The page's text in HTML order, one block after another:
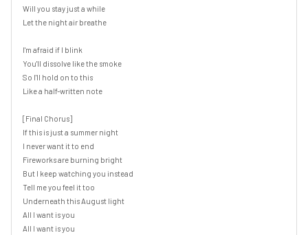
Will you stay just a while
Let the night air breathe
I'm afraid if I blink
You'll dissolve like the smoke
So I'll hold on to this
Like a half-written note
[Final Chorus]
If this is just a summer night
I never want it to end
Fireworks are burning bright
But I keep watching you instead
Tell me you feel it too
Underneath this August light
All I want is you
All I want is you